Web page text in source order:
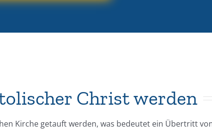
Christ werden
Kirche getauft werden, was bedeutet ein Übertritt